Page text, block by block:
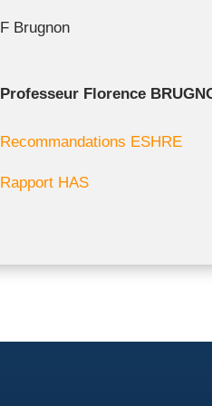
F Brugnon
Professeur Florence
Recommandations ESHRE
Rapport HAS